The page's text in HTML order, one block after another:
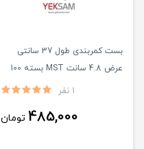
بست کمربندی طول 37 سانتی
عرض 4.8 سانت MST بسته 100
1 نفر
485,000 تومان